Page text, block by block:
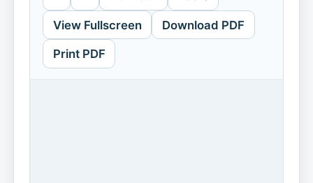
View Fullscreen Download PDF
Print PDF